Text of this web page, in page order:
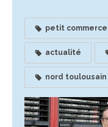
petit commerce
actualité
nord toulousain